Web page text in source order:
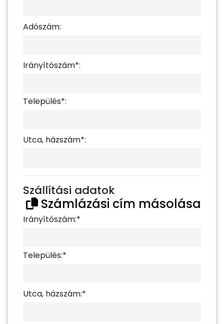
Adószám:
Irányítószám*:
Település*:
Utca, házszám*:
Szállítási adatok
Számlázási cím másolása
Irányítószám:*
Település:*
Utca, házszám:*